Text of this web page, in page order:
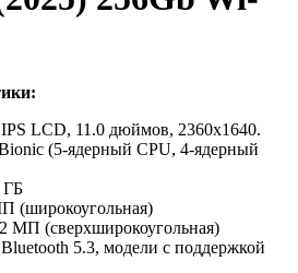
LCD, 11.0 дюймов, 2360x1640.
(5-ядерный CPU, 4-ядерный
ГБ
(широкоугольная)
МП (сверхширокоугольная)
5.3, модели с поддержкой